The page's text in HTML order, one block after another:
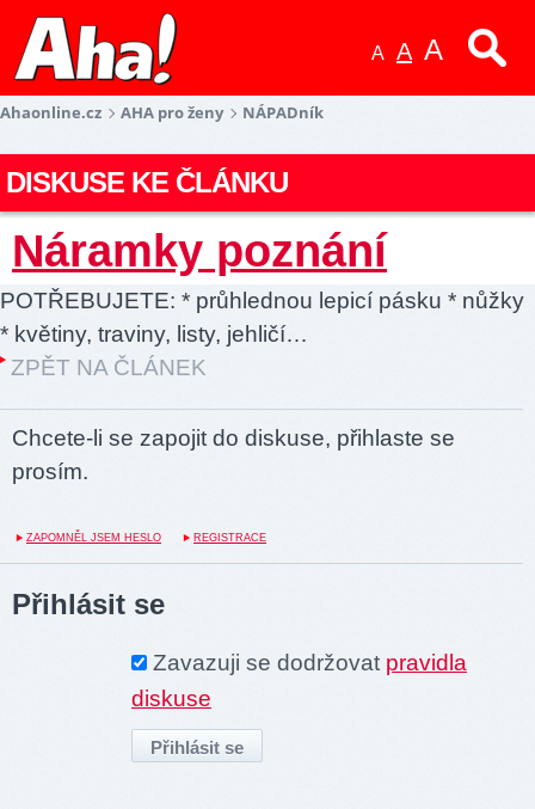
A A A
Ahaonline.cz AHA pro ženy NÁPADník
DISKUSE KE ČLÁNKU
Náramky poznání
POTŘEBUJETE: * průhlednou lepicí pásku * nůžky
* květiny, traviny, listy, jehličí…
ZPĚT NA ČLÁNEK
Chcete-li se zapojit do diskuse, přihlaste se
prosím.
ZAPOMNĚL JSEM HESLO REGISTRACE
Přihlásit se
Zavazuji se dodržovat pravidla
diskuse